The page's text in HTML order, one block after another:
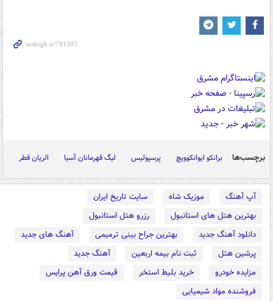
برچسب‌ها برانکو ایوانکوویچ پرسپولیس لیگ قهرمانان آسیا الریان قطر
آپ آهنگ موزیک شاه
سایت تاریخ ایران
بهترین هتل های استانبول
رزرو هتل استانبول
دانلود آهنگ جدید
بهترین جراح بینی ترمیمی
آهنگ های جدید
پرشین هتل
ثبت نام بیمه اربعین
آهنگ جدید
مزایده خودرو
خرید بلیط استخر
قیمت ورق آهن پرایس
فروشنده مواد شیمیایی